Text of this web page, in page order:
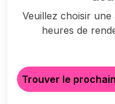
Veuillez choisir
heures de
Trouver le